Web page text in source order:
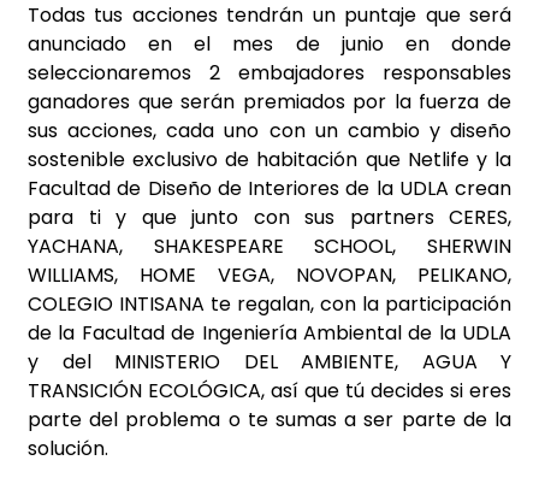
Todas tus acciones tendrán un puntaje que será
anunciado en el mes de junio en donde
seleccionaremos 2 embajadores responsables
ganadores que serán premiados por la fuerza de
sus acciones, cada uno con un cambio y diseño
sostenible exclusivo de habitación que Netlife y la
Facultad de Diseño de Interiores de la UDLA crean
para ti y que junto con sus partners CERES,
YACHANA, SHAKESPEARE SCHOOL, SHERWIN
WILLIAMS, HOME VEGA, NOVOPAN, PELIKANO,
COLEGIO INTISANA te regalan, con la participación
de la Facultad de Ingeniería Ambiental de la UDLA
y del MINISTERIO DEL AMBIENTE, AGUA Y
TRANSICIÓN ECOLÓGICA, así que tú decides si eres
parte del problema o te sumas a ser parte de la
solución.